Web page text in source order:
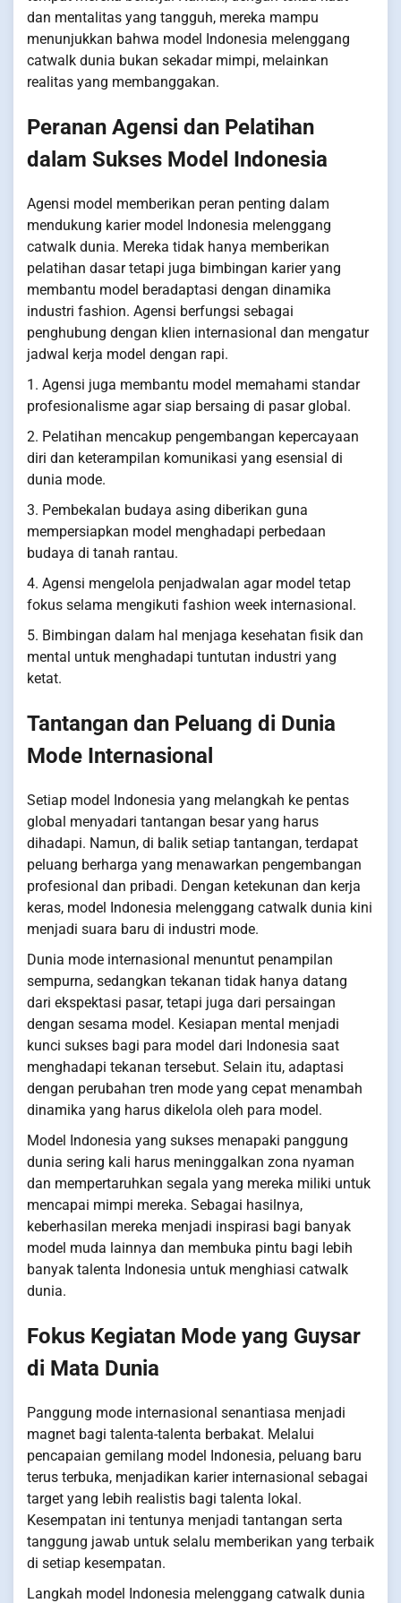
dan mentalitas yang tangguh, mereka mampu
menunjukkan bahwa model Indonesia melenggang
catwalk dunia bukan sekadar mimpi, melainkan
realitas yang membanggakan.
Peranan Agensi dan Pelatihan
dalam Sukses Model Indonesia
Agensi model memberikan peran penting dalam
mendukung karier model Indonesia melenggang
catwalk dunia. Mereka tidak hanya memberikan
pelatihan dasar tetapi juga bimbingan karier yang
membantu model beradaptasi dengan dinamika
industri fashion. Agensi berfungsi sebagai
penghubung dengan klien internasional dan mengatur
jadwal kerja model dengan rapi.
1. Agensi juga membantu model memahami standar
profesionalisme agar siap bersaing di pasar global.
2. Pelatihan mencakup pengembangan kepercayaan
diri dan keterampilan komunikasi yang esensial di
dunia mode.
3. Pembekalan budaya asing diberikan guna
mempersiapkan model menghadapi perbedaan
budaya di tanah rantau.
4. Agensi mengelola penjadwalan agar model tetap
fokus selama mengikuti fashion week internasional.
5. Bimbingan dalam hal menjaga kesehatan fisik dan
mental untuk menghadapi tuntutan industri yang
ketat.
Tantangan dan Peluang di Dunia
Mode Internasional
Setiap model Indonesia yang melangkah ke pentas
global menyadari tantangan besar yang harus
dihadapi. Namun, di balik setiap tantangan, terdapat
peluang berharga yang menawarkan pengembangan
profesional dan pribadi. Dengan ketekunan dan kerja
keras, model Indonesia melenggang catwalk dunia kini
menjadi suara baru di industri mode.
Dunia mode internasional menuntut penampilan
sempurna, sedangkan tekanan tidak hanya datang
dari ekspektasi pasar, tetapi juga dari persaingan
dengan sesama model. Kesiapan mental menjadi
kunci sukses bagi para model dari Indonesia saat
menghadapi tekanan tersebut. Selain itu, adaptasi
dengan perubahan tren mode yang cepat menambah
dinamika yang harus dikelola oleh para model.
Model Indonesia yang sukses menapaki panggung
dunia sering kali harus meninggalkan zona nyaman
dan mempertaruhkan segala yang mereka miliki untuk
mencapai mimpi mereka. Sebagai hasilnya,
keberhasilan mereka menjadi inspirasi bagi banyak
model muda lainnya dan membuka pintu bagi lebih
banyak talenta Indonesia untuk menghiasi catwalk
dunia.
Fokus Kegiatan Mode yang Guysar
di Mata Dunia
Panggung mode internasional senantiasa menjadi
magnet bagi talenta-talenta berbakat. Melalui
pencapaian gemilang model Indonesia, peluang baru
terus terbuka, menjadikan karier internasional sebagai
target yang lebih realistis bagi talenta lokal.
Kesempatan ini tentunya menjadi tantangan serta
tanggung jawab untuk selalu memberikan yang terbaik
di setiap kesempatan.
Langkah model Indonesia melenggang catwalk dunia